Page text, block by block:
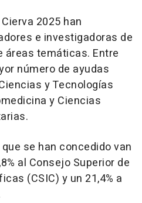
2025 han
e investigadoras de
áreas temáticas. Entre
número de ayudas
y Tecnologías
y Ciencias
se han concedido van
al Consejo Superior de
(CSIC) y un 21,4% a